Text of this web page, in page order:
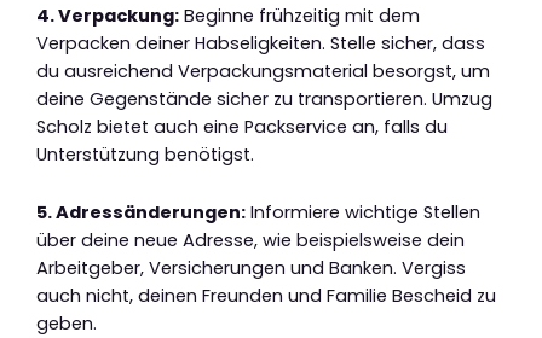
4. Verpackung: Beginne frühzeitig mit dem
Verpacken deiner Habseligkeiten. Stelle sicher, dass
du ausreichend Verpackungsmaterial besorgst, um
deine Gegenstände sicher zu transportieren. Umzug
Scholz bietet auch eine Packservice an, falls du
Unterstützung benötigst.
5. Adressänderungen: Informiere wichtige Stellen
über deine neue Adresse, wie beispielsweise dein
Arbeitgeber, Versicherungen und Banken. Vergiss
auch nicht, deinen Freunden und Familie Bescheid zu
geben.